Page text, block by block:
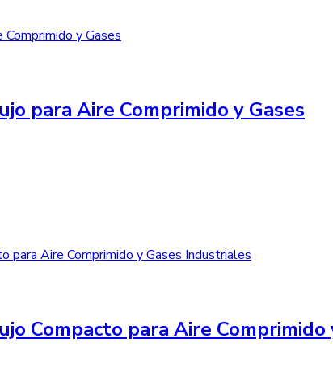
para Aire Comprimido y Gases
Compacto para Aire